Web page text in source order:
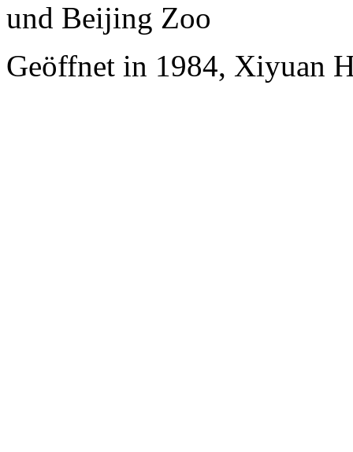
und Beijing Zoo
Geöffnet in 1984, Xiyuan